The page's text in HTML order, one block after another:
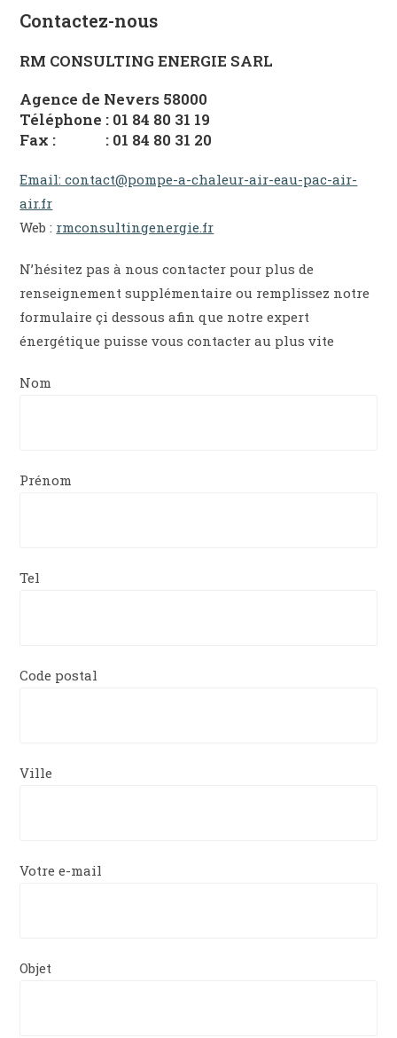
Contactez-nous
RM CONSULTING ENERGIE SARL
Agence de Nevers 58000
Téléphone : 01 84 80 31 19
Fax : : 01 84 80 31 20
Email: contact@pompe-a-chaleur-air-eau-pac-air-
air.fr
Web : rmconsultingenergie.fr
N’hésitez pas à nous contacter pour plus de
renseignement supplémentaire ou remplissez notre
formulaire çi dessous afin que notre expert
énergétique puisse vous contacter au plus vite
Nom
Prénom
Tel
Code postal
Ville
Votre e-mail
Objet